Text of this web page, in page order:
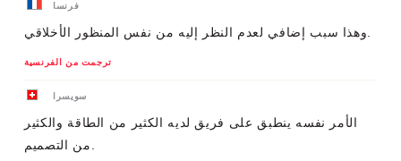
فرنسا
ترجمت من الفرنسية
سويسرا
الأمر نفسه ينطبق على فريق لديه الكثير من الطاقة والكثير